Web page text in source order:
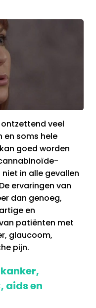
veel
en soms hele
goed worden
in alle gevallen
ervaringen van
dan genoeg,
en
patiënten met
glaucoom,
pijn.
aids en